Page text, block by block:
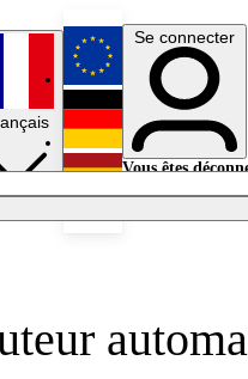
English
Deutsch
Se connecter
Vous êtes